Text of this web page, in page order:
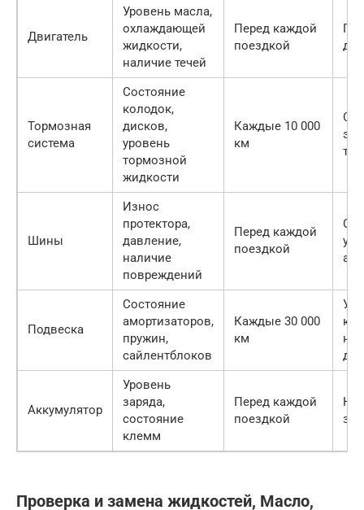
Двигатель
Уровень масла,
охлаждающей
жидкости,
наличие течей
Перед каждой
поездкой
Тормозная
система
Состояние
колодок,
дисков,
уровень
тормозной
жидкости
Каждые 10 000
км
Шины
Износ
протектора,
давление,
наличие
повреждений
Перед каждой
поездкой
Подвеска
Состояние
амортизаторов,
пружин,
сайлентблоков
Каждые 30 000
км
Аккумулятор
Уровень
заряда,
состояние
клемм
Перед каждой
поездкой
Проверка и замена жидкостей, Масло,